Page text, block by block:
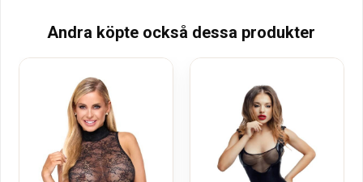
Andra köpte också dessa produkter